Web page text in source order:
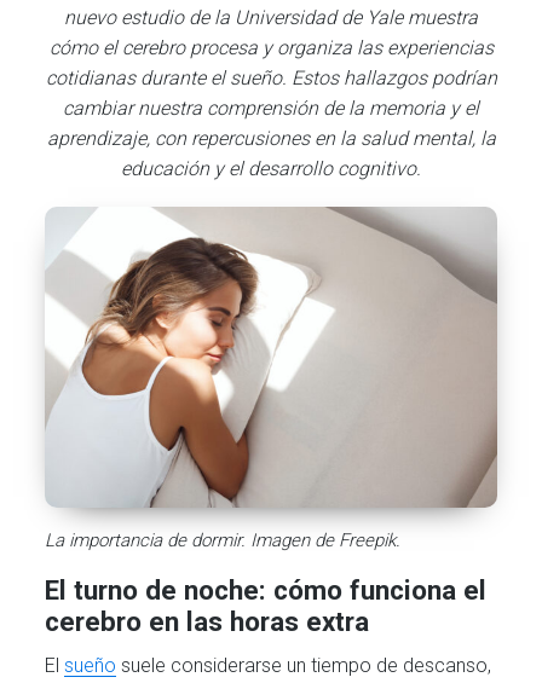
nuevo estudio de la Universidad de Yale muestra
cómo el cerebro procesa y organiza las experiencias
cotidianas durante el sueño. Estos hallazgos podrían
cambiar nuestra comprensión de la memoria y el
aprendizaje, con repercusiones en la salud mental, la
educación y el desarrollo cognitivo.
La importancia de dormir. Imagen de Freepik.
El turno de noche: cómo funciona el
cerebro en las horas extra
Elsueño suele considerarse un tiempo de descanso,